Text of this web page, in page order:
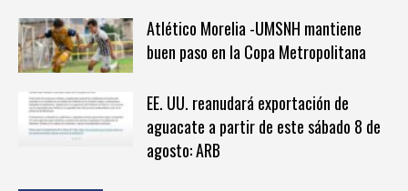
Atlético Morelia -UMSNH mantiene
buen paso en la Copa Metropolitana
EE. UU. reanudará exportación de
aguacate a partir de este sábado 8 de
agosto: ARB